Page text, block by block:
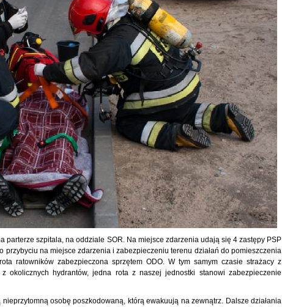
parterze szpitala, na oddziale SOR. Na miejsce zdarzenia udają się 4 zastępy PSP
przybyciu na miejsce zdarzenia i zabezpieczeniu terenu działań do pomieszczenia
ratowników zabezpieczona sprzętem ODO. W tym samym czasie strażacy z
okolicznych hydrantów, jedna rota z naszej jednostki stanowi zabezpieczenie
osobę poszkodowaną, którą ewakuują na zewnątrz. Dalsze działania